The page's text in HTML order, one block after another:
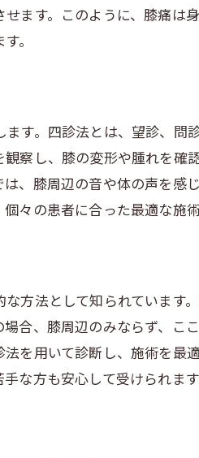
地域密着型の膝痛ケアサービス
学の知識を活かし膝痛を改善
膝痛緩和に効果的なハーブと薬
膝痛改善に向けた運動療法の
東洋医学の観点から見た膝痛の
継続的なケアと定期的な診断
東洋医学が捉える膝痛と気血の
ストレスと膝痛の関連性を考
天候変化と膝痛の関係を解明
膝痛に影響を与える食習慣の見
ます。このように、膝痛
。
す。四診法とは、望診、
察し、膝の変形や腫れを
、膝周辺の音や体の声を感
々の患者に合った最適な施
方法として知られています
合、膝周辺のみならず、
を用いて診断し、施術を最
な方も安心して受けられます